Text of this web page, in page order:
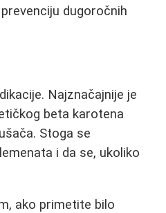
dugoročnih
Najznačajnije je
beta karotena
Stoga se
i da se, ukoliko
ako primetite bilo